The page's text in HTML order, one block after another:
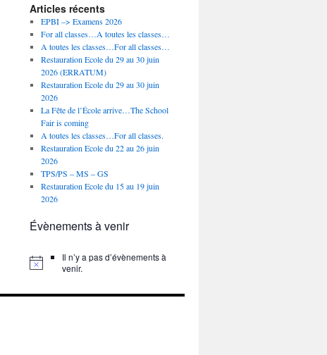
Articles récents
EPBI –> Examens 2026
For all classes…A toutes les classes…
A toutes les classes…For all classes…
Restauration Ecole du 29 au 30 juin
2026 (ERRATUM)
Restauration Ecole du 29 au 30 juin
2026
La Fête de l’École arrive…The School
Fair is coming
A toutes les classes…For all classes.
Restauration Ecole du 22 au 26 juin
2026
TPS/PS – MS – GS
Restauration Ecole du 15 au 19 juin
2026
Évènements à venir
Il n’y a pas d’évènements à
venir.